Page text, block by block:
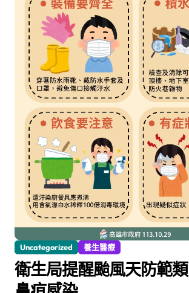
Uncategorized 養生醫療
衛生局提醒颱風天防範類